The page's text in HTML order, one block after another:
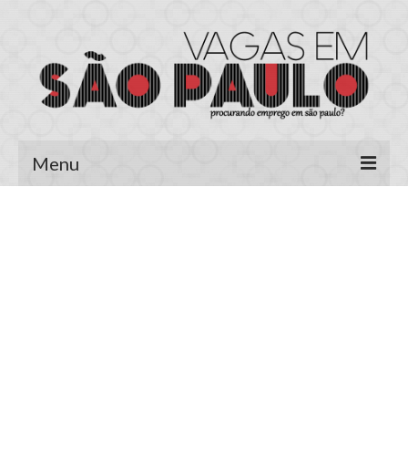
Menu